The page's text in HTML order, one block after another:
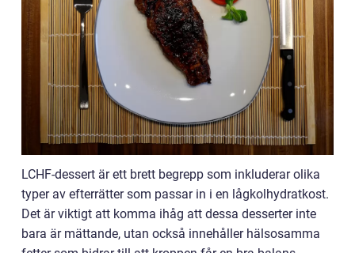
LCHF-dessert är ett brett begrepp som inkluderar olika
typer av efterrätter som passar in i en lågkolhydratkost.
Det är viktigt att komma ihåg att dessa desserter inte
bara är mättande, utan också innehåller hälsosamma